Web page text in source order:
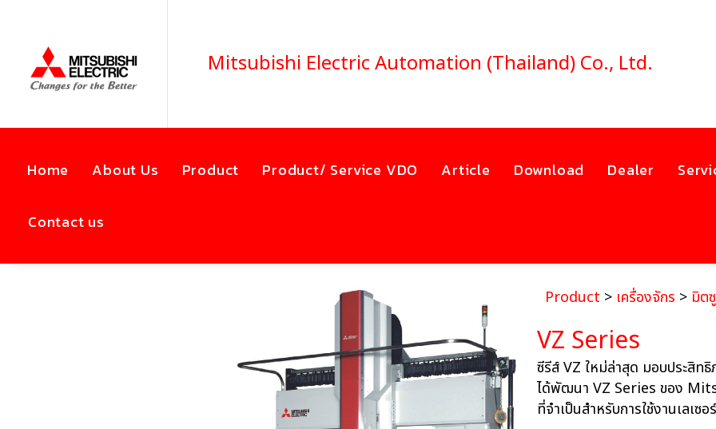
Mitsubishi Electric Automation (Thailand) Co., Ltd.
Home About Us Product Product/ Service VDO Article Download Dealer
Contact us
Product > เครื่องจักร > มิต
VZ Series
ซีรีส์ VZ ใหม่ล่าสุด มอบประสิท
ได้พัฒนา VZ Series ของ
ที่จำเป็นสำหรับการใช้งานเลเซ